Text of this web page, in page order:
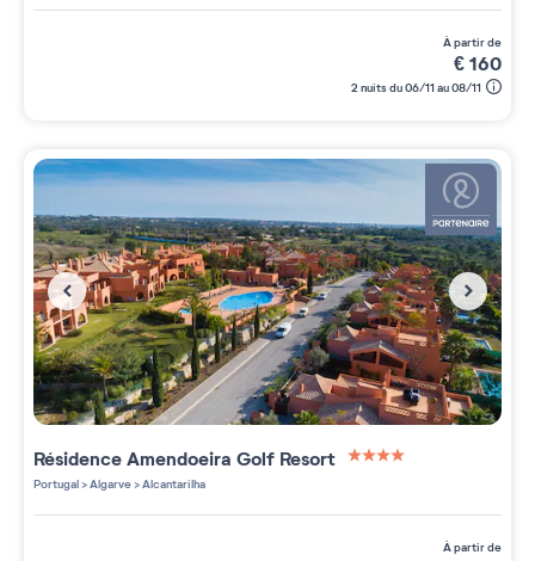
à partir de
€160
2 nuits du 06/11 au 08/11
RésidenceAmendoeira Golf Resort
Portugal>Algarve>Alcantarilha
à partir de